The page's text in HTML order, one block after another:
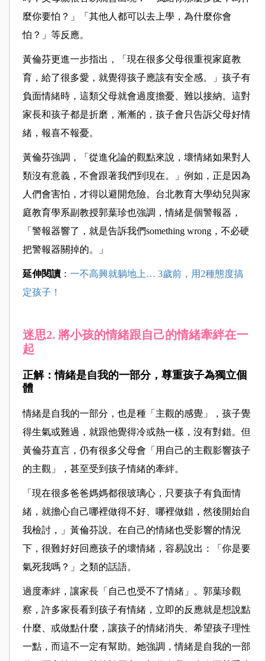
麼你要怕？」「其他人都可以去上學，為什麼你會
怕？」等反應。
黃倫芬更進一步指出，「現在很多父母很重視家庭教
育，給了很多愛，就覺得孩子應該有安全感。」孩子有
負面情緒時，這類父母就會過度擔憂、難以接納。這對
家長和孩子都是折磨，漸漸的，孩子會只告訴父母好情
緒，報喜不報憂。
黃倫芬強調，「從進化論的觀點來說，壞情緒如果對人
類沒有意義，不會跟著我們到現在。」例如，正是因為
人們會害怕，才得以避開危險。台北教育大學幼兒與家
庭教育學系副教授郭葉珍也強調，情緒是個警報器，
「警報器響了，就是告訴我們something wrong，不必硬
把警報器關掉的。」
延伸閱讀： 一不高興就躺地上… 3歲前，用2種態度搞
定孩子！
迷思2. 將小孩的情緒跟自己的情緒牽絆在一
起
正解：情緒是自我的一部分，尊重孩子為獨立個
體
情緒是自我的一部分，也是種「主觀的感覺」，孩子覺
得生氣或難過，就跟他覺得冷或熱一樣，沒有對錯。但
黃倫芬直言，仍有很多父母會「用自己的主觀影響孩子
的主觀」，甚至受到孩子情緒的牽絆。
「現在很多爸爸媽媽都很玻璃心，只要孩子有負面情
緒，就擔心自己哪裡做得不好、哪裡做錯，然後開始自
我檢討，」黃倫芬說。在自己的情緒也受影響的情況
下，很難好好回應孩子的壞情緒，容易說出：「你是要
氣死我嗎？」之類的話語。
過度牽絆，讓家長「自己也受不了情緒」。郭葉珍觀
察，許多家長看到孩子有情緒，立即的反應就是想說點
什麼、或做點什麼，讓孩子的情緒消失、希望孩子理性
一點，而這不一定有幫助。她強調，情緒是自我的一部